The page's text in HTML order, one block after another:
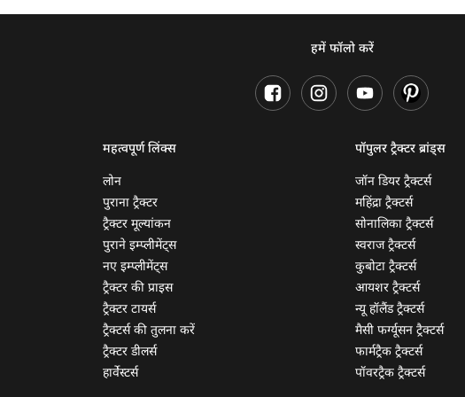
हमें फॉलो करें
महत्वपूर्ण लिंक्स
लोन
पुराना ट्रैक्टर
ट्रैक्टर मूल्यांकन
पुराने इम्प्लीमेंट्स
नए इम्प्लीमेंट्स
ट्रैक्टर की प्राइस
ट्रैक्टर टायर्स
ट्रैक्टर्स की तुलना करें
ट्रैक्टर डीलर्स
हार्वेस्टर्स
पॉपुलर ट्रैक्टर ब्रांड्स
जॉन डियर ट्रैक्टर्स
महिंद्रा ट्रैक्टर्स
सोनालिका ट्रैक्टर्स
स्वराज ट्रैक्टर्स
कुबोटा ट्रैक्टर्स
आयशर ट्रैक्टर्स
न्यू हॉलैंड ट्रैक्टर्स
मैसी फर्ग्यूसन ट्रैक्टर्स
फार्मट्रैक ट्रैक्टर्स
पॉवरट्रैक ट्रैक्टर्स